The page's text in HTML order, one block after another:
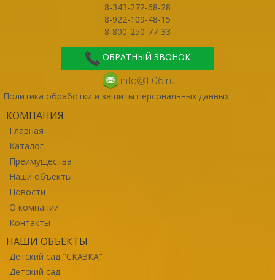
8-343-272-68-28
8-922-109-48-15
8-800-250-77-33
ОБРАТНЫЙ ЗВОНОК
info@L06.ru
Политика обработки и защиты персональных данных
КОМПАНИЯ
Главная
Каталог
Преимущества
Наши объекты
Новости
О компании
Контакты
НАШИ ОБЪЕКТЫ
Детский сад "СКАЗКА"
Детский сад